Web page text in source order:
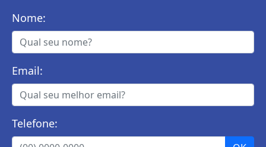
Nome:
Email:
Telefone: